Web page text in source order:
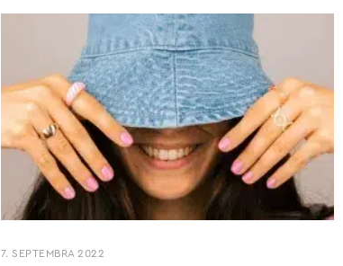
7. SEPTEMBRA 2022